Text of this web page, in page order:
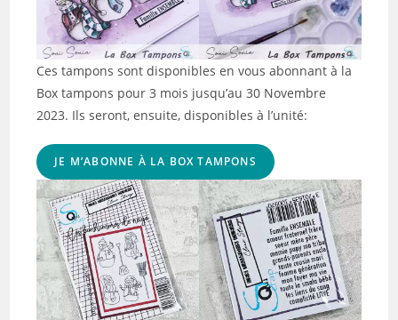
Ces tampons sont disponibles en vous abonnant à la
Box tampons pour 3 mois jusqu’au 30 Novembre
2023. Ils seront, ensuite, disponibles à l’unité:
JE M’ABONNE À LA BOX TAMPONS